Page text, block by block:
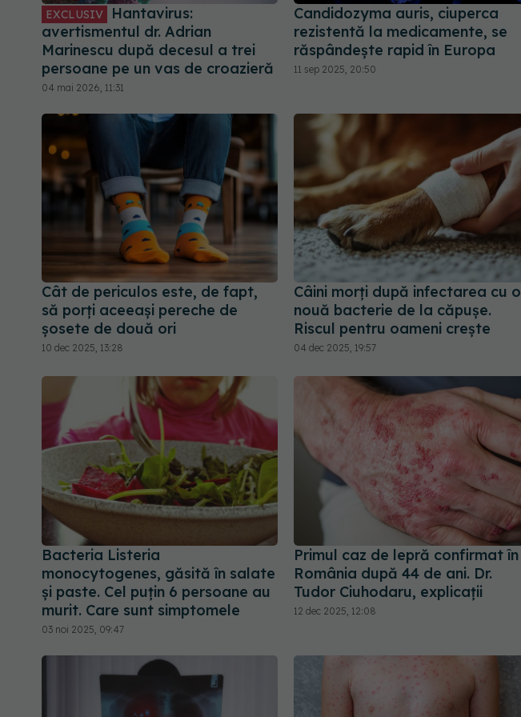
EXCLUSIV
Hantavirus:
avertismentul dr. Adrian
Marinescu după decesul a trei
persoane pe un vas de croazieră
04 mai 2026, 11:31
Candidozyma auris, ciuperca
rezistentă la medicamente, se
răspândește rapid în Europa
11 sep 2025, 20:50
Cât de periculos este, de fapt,
să porți aceeași pereche de
șosete de două ori
10 dec 2025, 13:28
Câini morți după infectarea cu o
nouă bacterie de la căpușe.
Riscul pentru oameni crește
04 dec 2025, 19:57
Bacteria Listeria
monocytogenes, găsită în salate
și paste. Cel puțin 6 persoane au
murit. Care sunt simptomele
03 noi 2025, 09:47
Primul caz de lepră confirmat în
România după 44 de ani. Dr.
Tudor Ciuhodaru, explicații
12 dec 2025, 12:08